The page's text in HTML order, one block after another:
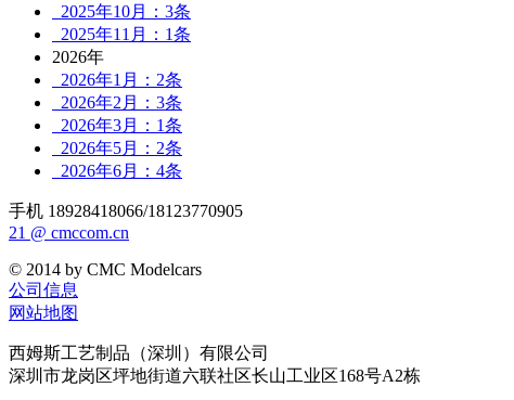
2025年10月：3条
2025年11月：1条
2026年
2026年1月：2条
2026年2月：3条
2026年3月：1条
2026年5月：2条
2026年6月：4条
手机 18928418066/18123770905
21 @ cmccom.cn
© 2014 by CMC Modelcars
公司信息
网站地图
西姆斯工艺制品（深圳）有限公司
深圳市龙岗区坪地街道六联社区长山工业区168号A2栋